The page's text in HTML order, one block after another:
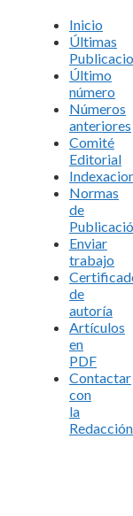
Inicio
Últimas
Último
número
Números
anteriores
Comité
Editorial
Normas
de
Enviar
trabajo
de
autoría
Artículos
en
PDF
Contactar
con
la
Redacción